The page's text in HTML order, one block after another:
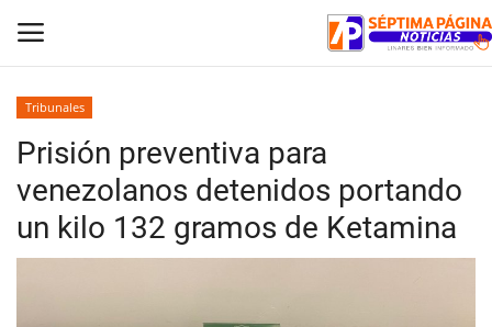
Inicio
Crónica
Policial
Tribunales
Prisión preventiva para
venezolanos detenidos portando
un kilo 132 gramos de Ketamina